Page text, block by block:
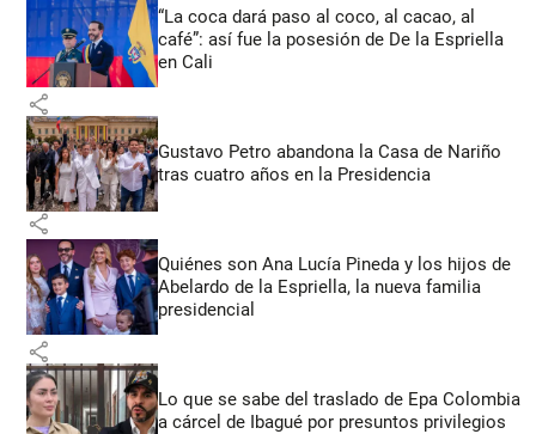
“La coca dará paso al coco, al cacao, al
café”: así fue la posesión de De la Espriella
en Cali
share
Gustavo Petro abandona la Casa de Nariño
tras cuatro años en la Presidencia
share
Quiénes son Ana Lucía Pineda y los hijos de
Abelardo de la Espriella, la nueva familia
presidencial
share
Lo que se sabe del traslado de Epa Colombia
a cárcel de Ibagué por presuntos privilegios